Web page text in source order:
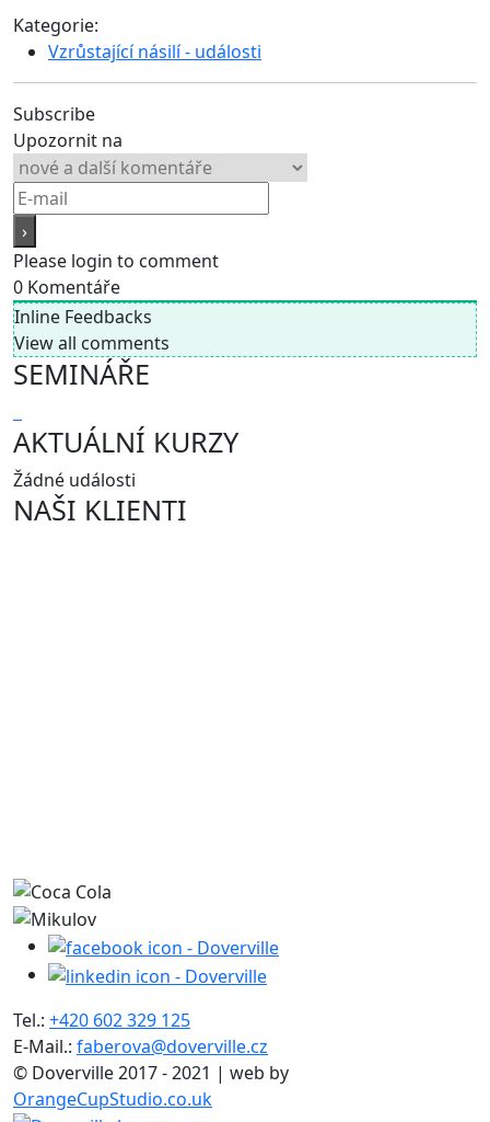
Kategorie:
Vzrůstající násilí - události
Subscribe
Upozornit na
Please login to comment
0 Komentáře
Inline Feedbacks
View all comments
SEMINÁŘE
AKTUÁLNÍ KURZY
Žádné události
NAŠI KLIENTI
Tel.: +420 602 329 125
E-Mail.: faberova@doverville.cz
© Doverville 2017 - 2021 | web by
OrangeCupStudio.co.uk